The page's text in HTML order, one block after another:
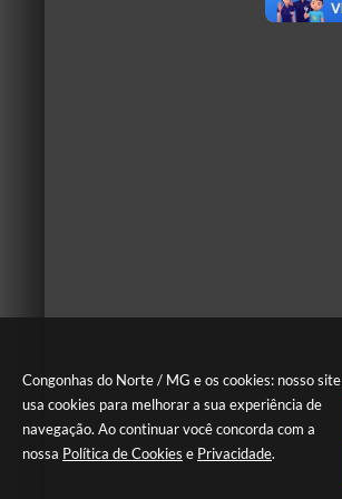
Congonhas do Norte / MG e os cookies: nosso site
usa cookies para melhorar a sua experiência de
navegação. Ao continuar você concorda com a
nossa Política de Cookies e Privacidade.